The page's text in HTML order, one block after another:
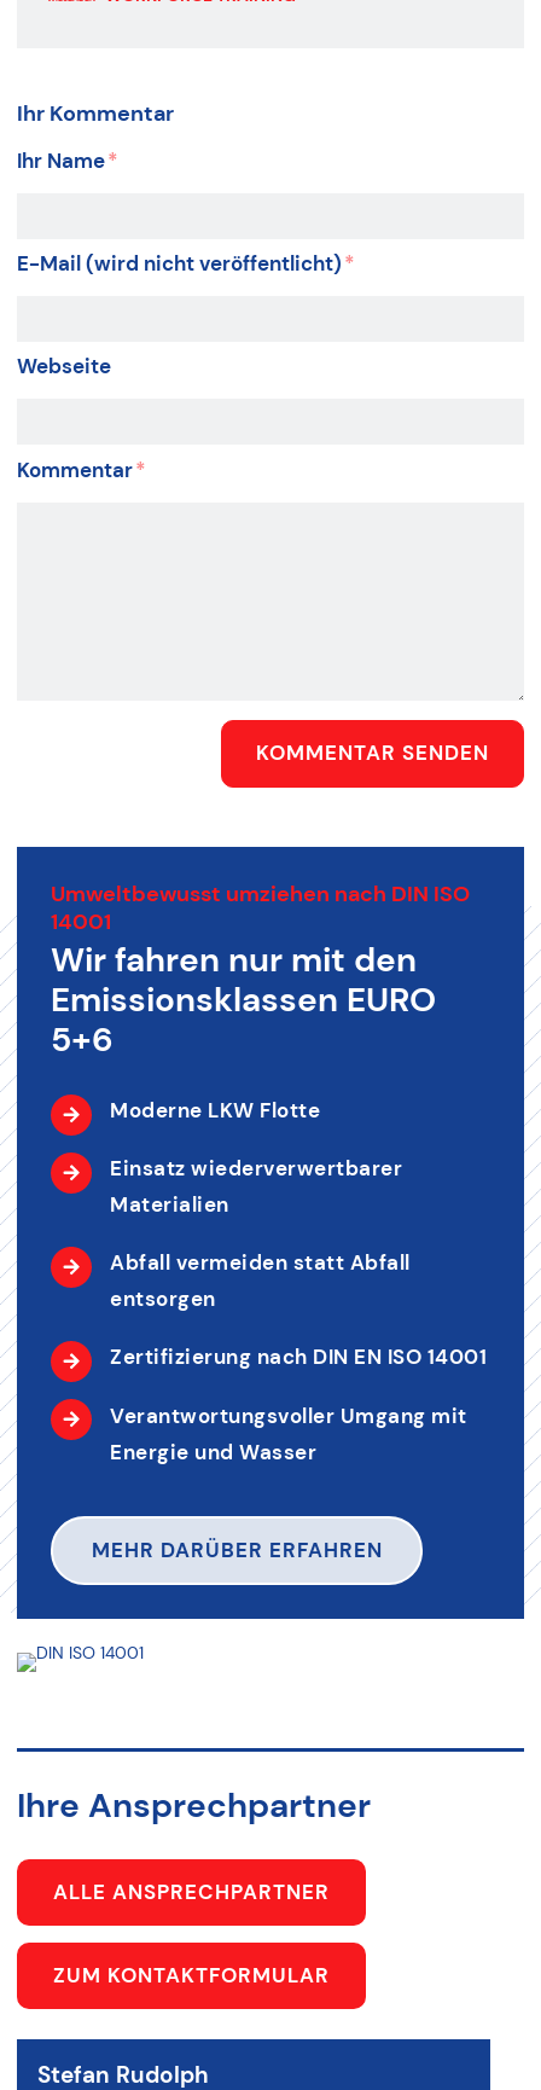
Ihr Kommentar
Ihr Name*
E-Mail (wird nicht veröffentlicht)*
Webseite
Kommentar*
KOMMENTAR SENDEN
Umweltbewusst umziehen nach DIN ISO
14001
Wir fahren nur mit den
Emissionsklassen EURO
5+6
Moderne LKW Flotte
Einsatz wiederverwertbarer
Materialien
Abfall vermeiden statt Abfall
entsorgen
Zertifizierung nach DIN EN ISO 14001
Verantwortungsvoller Umgang mit
Energie und Wasser
MEHR DARÜBER ERFAHREN
Ihre Ansprechpartner
ALLE ANSPRECHPARTNER
ZUM KONTAKTFORMULAR
Stefan Rudolph